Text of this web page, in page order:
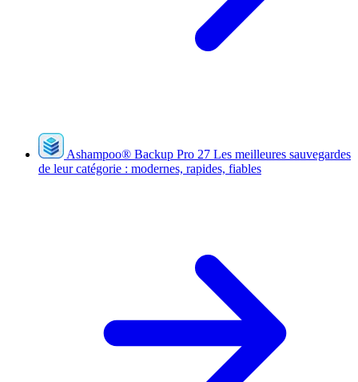
Ashampoo® Backup Pro 27 Les meilleures sauvegardes
de leur catégorie : modernes, rapides, fiables